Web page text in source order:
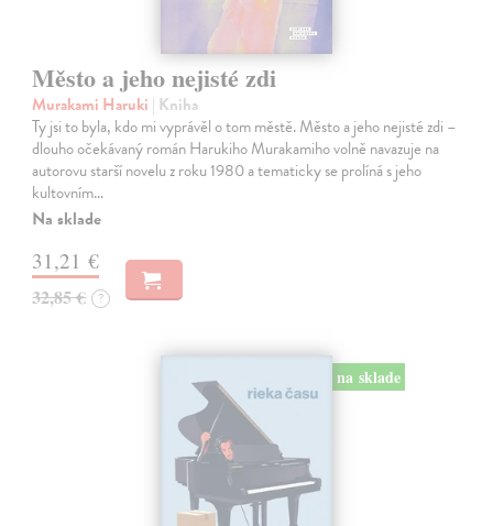
Město a jeho nejisté zdi
Murakami Haruki | Kniha
Ty jsi to byla, kdo mi vyprávěl o tom městě. Město a jeho nejisté zdi –
dlouho očekávaný román Harukiho Murakamiho volně navazuje na
autorovu starší novelu z roku 1980 a tematicky se prolíná s jeho
kultovním…
Na sklade
31,21 €
32,85 € ?
na sklade